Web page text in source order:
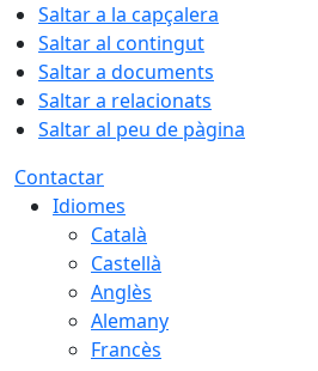
Saltar a la capçalera
Saltar al contingut
Saltar a documents
Saltar a relacionats
Saltar al peu de pàgina
Contactar
Idiomes
Català
Castellà
Anglès
Alemany
Francès